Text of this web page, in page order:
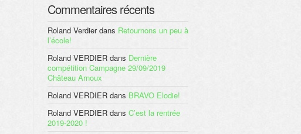
Commentaires récents
Roland Verdierdans Retournons un peu à
l’école!
Roland VERDIER dans Dernière
compétition Campagne 29/09/2019
Château Arnoux
Roland VERDIER dans BRAVO Elodie!
Roland VERDIER dans C’est la rentrée
2019-2020 !